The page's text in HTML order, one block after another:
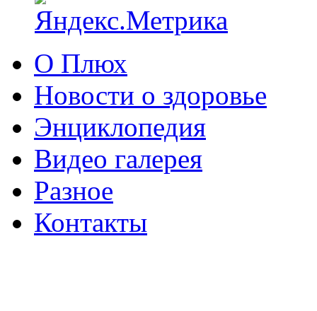
О Плюх
Новости о здоровье
Энциклопедия
Видео галерея
Разное
Контакты